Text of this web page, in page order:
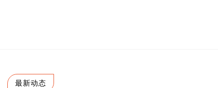
最新动态